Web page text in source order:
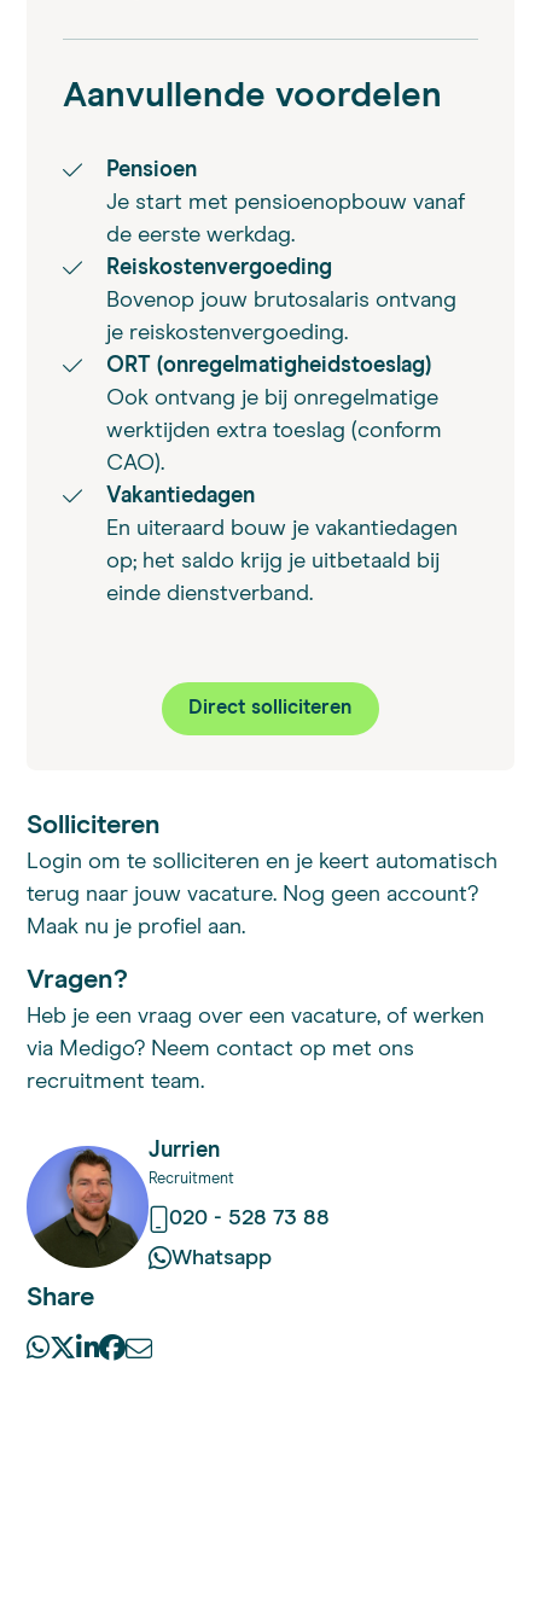
Solliciteren
Login om te solliciteren en je keert automatisch
terug naar jouw vacature. Nog geen account?
Maak nu je profiel aan.
Vragen?
Heb je een vraag over een vacature, of werken
via Medigo? Neem contact op met ons
recruitment team.
Jurrien
Recruitment
020 - 528 73 88
Whatsapp
Share
Aanvullende voordelen
Pensioen
Je start met pensioenopbouw vanaf
de eerste werkdag.
Reiskostenvergoeding
Bovenop jouw brutosalaris ontvang
je reiskostenvergoeding.
ORT (onregelmatigheidstoeslag)
Ook ontvang je bij onregelmatige
werktijden extra toeslag (conform
CAO).
Vakantiedagen
En uiteraard bouw je vakantiedagen
op; het saldo krijg je uitbetaald bij
einde dienstverband.
Direct solliciteren